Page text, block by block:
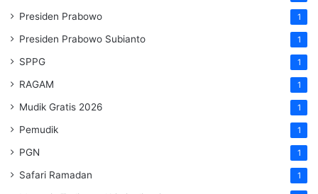
Presiden Prabowo 1
Presiden Prabowo Subianto 1
SPPG 1
RAGAM 1
Mudik Gratis 2026 1
Pemudik 1
PGN 1
Safari Ramadan 1